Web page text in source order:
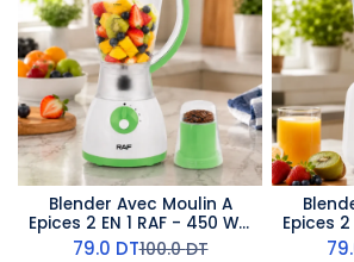
Blender Avec Moulin A
Epices 2 EN 1 RAF - 450 W -
1,5 L - Vert
79.0 DT100.0DT
Epices